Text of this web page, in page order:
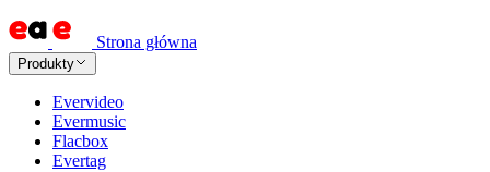
Strona główna
Produkty
Evervideo
Evermusic
Flacbox
Evertag